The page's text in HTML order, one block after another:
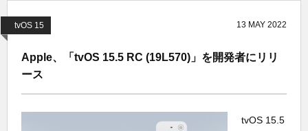
tvOS 15 13 MAY 2022
Apple、「tvOS 15.5 RC (19L570)」を開発者にリリ
ース
tvOS 15.5